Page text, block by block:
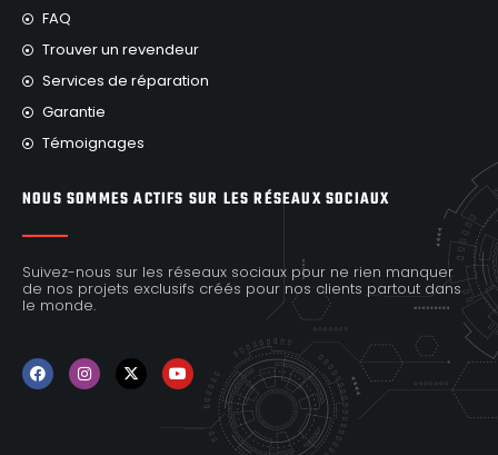
FAQ
Trouver un revendeur
Services de réparation
Garantie
Témoignages
NOUS SOMMES ACTIFS SUR LES RÉSEAUX SOCIAUX
Suivez-nous sur les réseaux sociaux pour ne rien manquer
de nos projets exclusifs créés pour nos clients partout dans
le monde.